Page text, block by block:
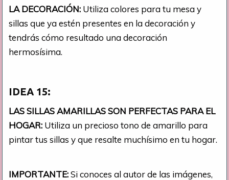
LA DECORACIÓN: Utiliza colores para tu mesa y
sillas que ya estén presentes en la decoración y
tendrás cómo resultado una decoración
hermosísima.
IDEA 15:
LAS SILLAS AMARILLAS SON PERFECTAS PARA EL
HOGAR: Utiliza un precioso tono de amarillo para
pintar tus sillas y que resalte muchísimo en tu hogar.
IMPORTANTE:Si conoces al autor de las imágenes,